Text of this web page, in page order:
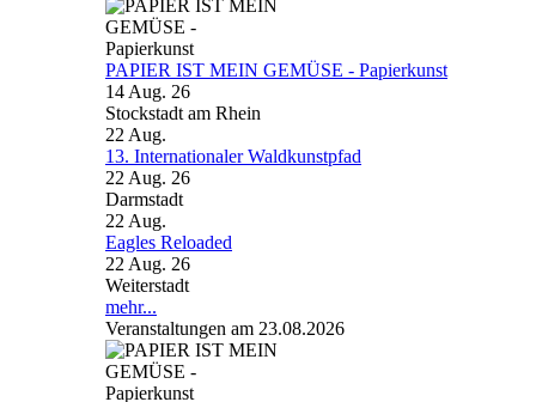
PAPIER IST MEIN GEMÜSE - Papierkunst
14 Aug. 26
Stockstadt am Rhein
22 Aug.
13. Internationaler Waldkunstpfad
22 Aug. 26
Darmstadt
22 Aug.
Eagles Reloaded
22 Aug. 26
Weiterstadt
mehr...
Veranstaltungen am 23.08.2026